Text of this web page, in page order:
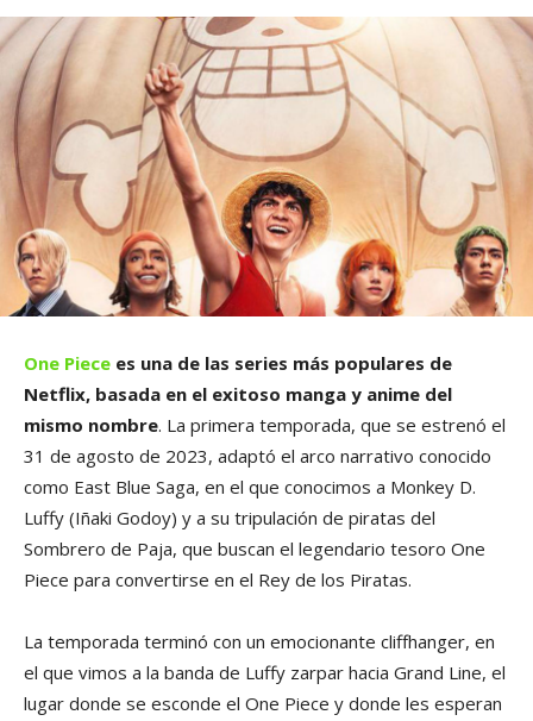
One Piece es una de las series más populares de
Netflix, basada en el exitoso manga y anime del
mismo nombre. La primera temporada, que se estrenó el
31 de agosto de 2023, adaptó el arco narrativo conocido
como East Blue Saga, en el que conocimos a Monkey D.
Luffy (Iñaki Godoy) y a su tripulación de piratas del
Sombrero de Paja, que buscan el legendario tesoro One
Piece para convertirse en el Rey de los Piratas.
La temporada terminó con un emocionante cliffhanger, en
el que vimos a la banda de Luffy zarpar hacia Grand Line, el
lugar donde se esconde el One Piece y donde les esperan